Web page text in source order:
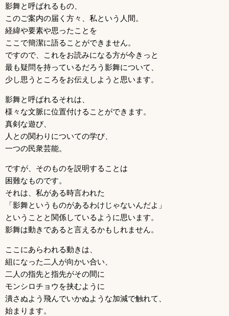
影舞と呼ばれるもの、
このご案内の届く方々、私という人間。
経緯や要素や思ったことを
ここで簡潔に語ることができません。
ですので、これをお読みになる方が今きっと
最も疑問を持っているだろう影舞について、
少し思うところをお伝えしようと思います。
影舞と呼ばれるそれは、
様々な文脈に位置付けることができます。
真剣な遊び、
人との関わりについての学び、
一つの民衆芸能。
ですが、そのものを説明することは
困難なものです。
それは、私がある時言われた
「影舞というものがあるわけじゃないんだよ」
ということと関係しているように思います。
影舞は動きであると言えるかもしれません。
ここにあらわれる動きは、
組になった二人が向かい合い、
二人の指先と指先がその間に
モンシロチョウを挟むように
潰さぬよう飛んでいかぬような加減で触れて、
始まります。